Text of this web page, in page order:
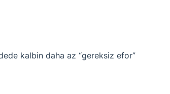
kalbin daha az “gereksiz efor”